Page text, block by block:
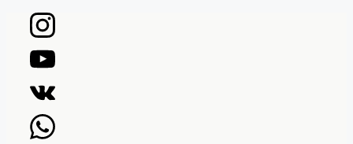
Перейти
содержимому